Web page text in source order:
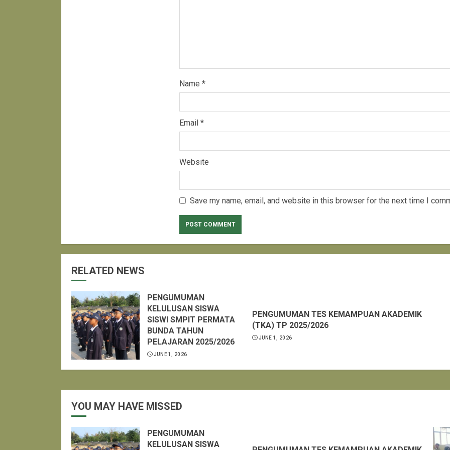
Name *
Email *
Website
Save my name, email, and website in this browser for the next time I
RELATED NEWS
PENGUMUMAN
KELULUSAN SISWA
SISWI SMPIT PERMATA
BUNDA TAHUN
PELAJARAN 2025/2026
JUNE 1, 2026
PENGUMUMAN TES KEMAMPUAN AKADEMIK
(TKA) TP 2025/2026
JUNE 1, 2026
YOU MAY HAVE MISSED
PENGUMUMAN
KELULUSAN SISWA